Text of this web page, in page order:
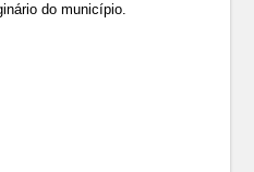
do município.